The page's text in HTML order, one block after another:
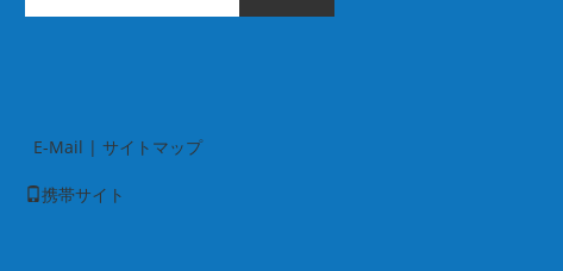
E-Mail サイトマップ
携帯サイト